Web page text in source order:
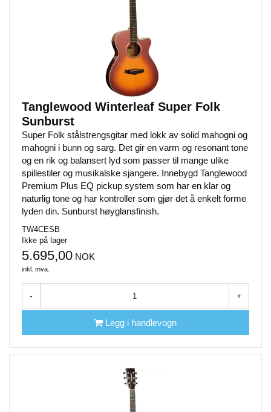
Tanglewood Winterleaf Super Folk
Sunburst
Super Folk stålstrengsgitar med lokk av solid mahogni og
mahogni i bunn og sarg. Det gir en varm og resonant tone
og en rik og balansert lyd som passer til mange ulike
spillestiler og musikalske sjangere. Innebygd Tanglewood
Premium Plus EQ pickup system som har en klar og
naturlig tone og har kontroller som gjør det å enkelt forme
lyden din. Sunburst høyglansfinish.
TW4CESB
Ikke på lager
5.695,00 NOK
inkl. mva.
- +
Legg i handlevogn